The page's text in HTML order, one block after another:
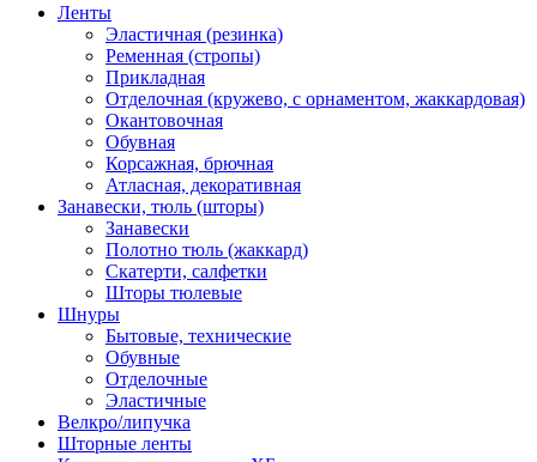
Ленты
Эластичная (резинка)
Ременная (стропы)
Прикладная
Отделочная (кружево, с орнаментом, жаккардовая)
Окантовочная
Обувная
Корсажная, брючная
Атласная, декоративная
Занавески, тюль (шторы)
Занавески
Полотно тюль (жаккард)
Скатерти, салфетки
Шторы тюлевые
Шнуры
Бытовые, технические
Обувные
Отделочные
Эластичные
Велкро/липучка
Шторные ленты